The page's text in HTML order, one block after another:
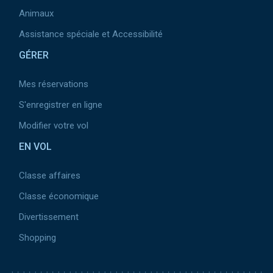
Animaux
Assistance spéciale et Accessibilité
GÉRER
Mes réservations
S'enregistrer en ligne
Modifier votre vol
EN VOL
Classe affaires
Classe économique
Divertissement
Shopping